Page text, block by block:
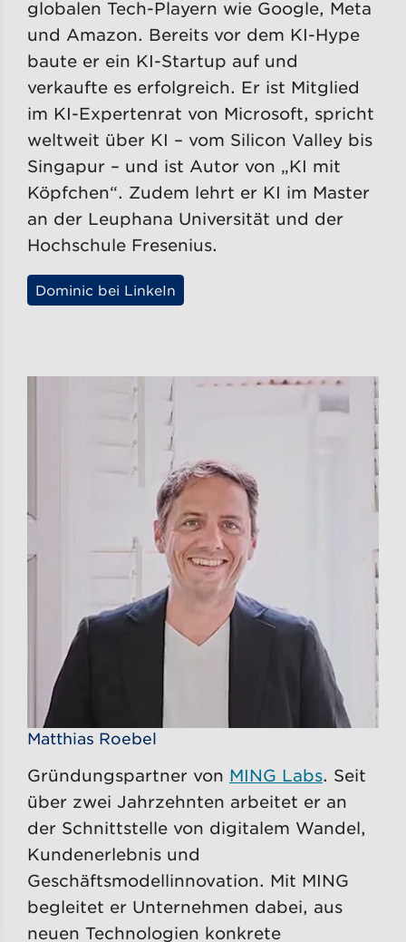
globalen Tech-Playern wie Google, Meta
und Amazon. Bereits vor dem KI-Hype
baute er ein KI-Startup auf und
verkaufte es erfolgreich. Er ist Mitglied
im KI-Expertenrat von Microsoft, spricht
weltweit über KI – vom Silicon Valley bis
Singapur – und ist Autor von „KI mit
Köpfchen“. Zudem lehrt er KI im Master
an der Leuphana Universität und der
Hochschule Fresenius.
Dominic bei LinkeIn
Matthias Roebel
Gründungspartner von MING Labs. Seit
über zwei Jahrzehnten arbeitet er an
der Schnittstelle von digitalem Wandel,
Kundenerlebnis und
Geschäftsmodellinnovation. Mit MING
begleitet er Unternehmen dabei, aus
neuen Technologien konkrete